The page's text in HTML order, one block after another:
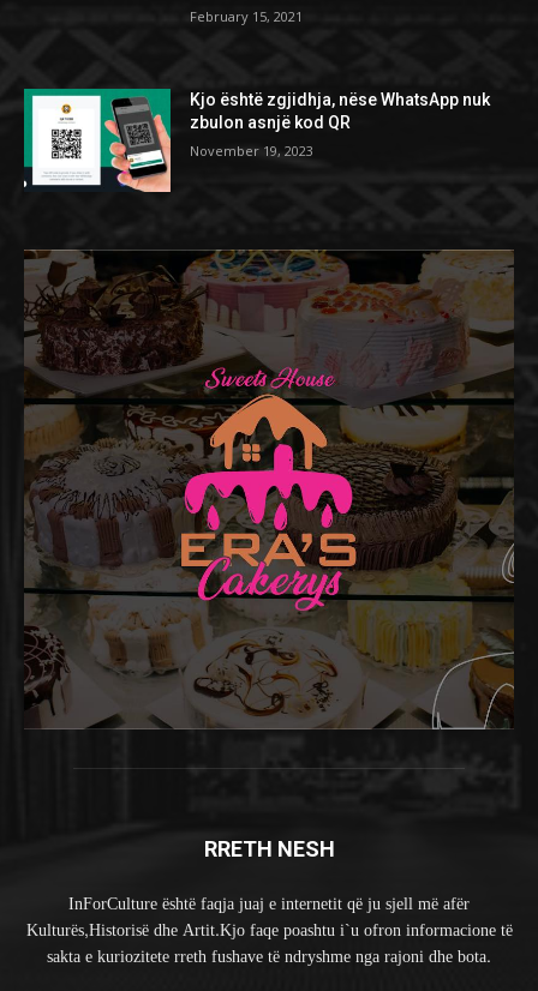
February 15, 2021
Kjo është zgjidhja, nëse WhatsApp nuk
zbulon asnjë kod QR
November 19, 2023
RRETH NESH
InForCulture është faqja juaj e internetit që ju sjell më afër
Kulturës,Historisë dhe Artit.Kjo faqe poashtu i`u ofron informacione të
sakta e kuriozitete rreth fushave të ndryshme nga rajoni dhe bota.